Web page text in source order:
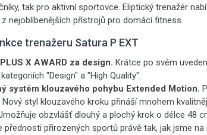
tak pro aktivní sportovce. Eliptický trenažér
nejoblíbenějších přístrojů pro domácí fitness.
trenažeru Satura P EXT
X AWARD za design. Krátce po svém
"Design" a "High Quality".
systém klouzavého pohybu Extended Motion.
Nový styl klouzavého kroku přináší mnohem
obzvlášť dlouhý a plochý krok o délce 48
přednosti přirozených sportů právě tak, jak jsme na